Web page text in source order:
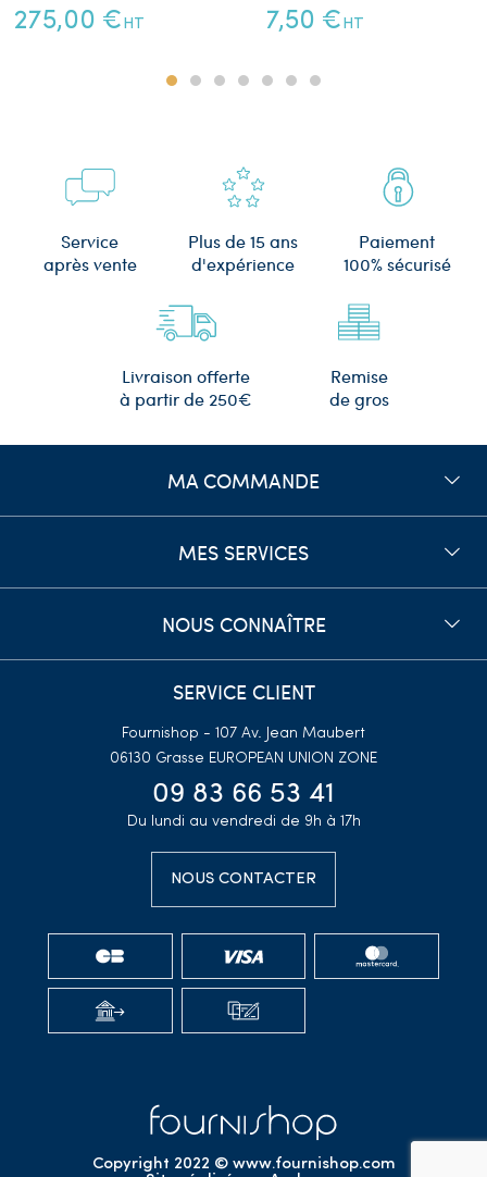
275,00 € HT 7,50 € HT
Service
après vente
Plus de 15 ans
d'expérience
Paiement
100% sécurisé
Livraison offerte
à partir de 250€
Remise
de gros
MA COMMANDE
MES SERVICES
NOUS CONNAÎTRE
SERVICE CLIENT
Fournishop - 107 Av. Jean Maubert
06130 Grasse EUROPEAN UNION ZONE
09 83 66 53 41
Du lundi au vendredi de 9h à 17h
NOUS CONTACTER
Copyright 2022 © www.fournishop.com